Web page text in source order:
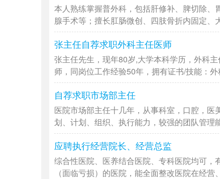
本人熟练掌握普外科，包括肝修补、脾切除
腺手术等；擅长肛肠微创、四肢骨折内固定、
张主任自荐求职外科主任医师
张主任先生，现年80岁,大学本科学历，外科
师，同岗位工作经验50年，拥有证书/技能：
自荐求职市场部主任
医院市场部主任十几年，从事科室，口腔，
划、计划、组织、执行能力，较强的团队管理
应聘执行经营院长、经营总监
综合性医院、医养结合医院、专科医院均可
（面临亏损）的医院，能全面整改医院在经营